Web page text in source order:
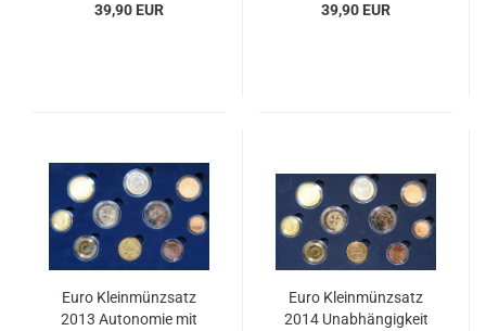
39,90 EUR 39,90 EUR
Euro Kleinmünzsatz
2013 Autonomie mit
Euro Kleinmünzsatz
2014 Unabhängigkeit